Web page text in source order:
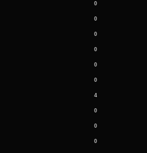
0
0
0
0
0
0
4
0
0
0